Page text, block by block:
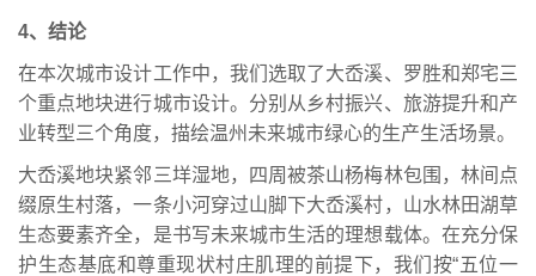
4、结论
在本次城市设计工作中，我们选取了大岙溪、罗胜和郑宅三
个重点地块进行城市设计。分别从乡村振兴、旅游提升和产
业转型三个角度，描绘温州未来城市绿心的生产生活场景。
大岙溪地块紧邻三垟湿地，四周被茶山杨梅林包围，林间点
缀原生村落，一条小河穿过山脚下大岙溪村，山水林田湖草
生态要素齐全，是书写未来城市生活的理想载体。在充分保
护生态基底和尊重现状村庄肌理的前提下，我们按“五位一